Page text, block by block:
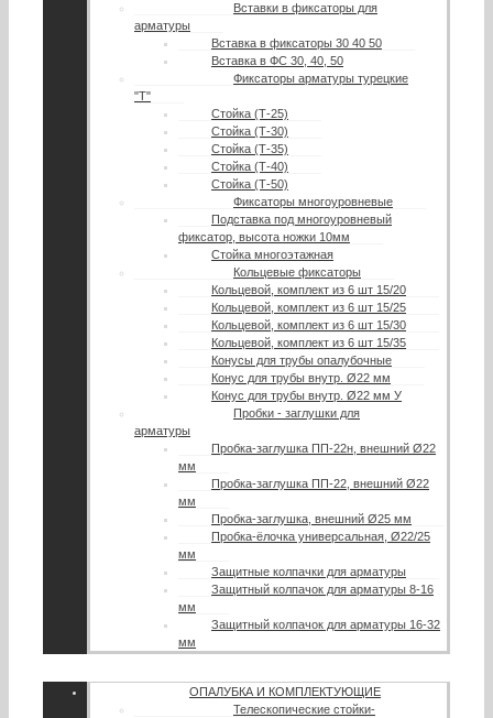
Вставки в фиксаторы для
арматуры
Вставка в фиксаторы 30 40 50
Вставка в ФС 30, 40, 50
Фиксаторы арматуры турецкие
"Т"
Стойка (Т-25)
Стойка (Т-30)
Стойка (Т-35)
Стойка (Т-40)
Стойка (Т-50)
Фиксаторы многоуровневые
Подставка под многоуровневый
фиксатор, высота ножки 10мм
Стойка многоэтажная
Кольцевые фиксаторы
Кольцевой, комплект из 6 шт 15/20
Кольцевой, комплект из 6 шт 15/25
Кольцевой, комплект из 6 шт 15/30
Кольцевой, комплект из 6 шт 15/35
Конусы для трубы опалубочные
Конус для трубы внутр. Ø22 мм
Конус для трубы внутр. Ø22 мм У
Пробки - заглушки для
арматуры
Пробка-заглушка ПП-22н, внешний Ø22
мм
Пробка-заглушка ПП-22, внешний Ø22
мм
Пробка-заглушка, внешний Ø25 мм
Пробка-ёлочка универсальная, Ø22/25
мм
Защитные колпачки для арматуры
Защитный колпачок для арматуры 8-16
мм
Защитный колпачок для арматуры 16-32
мм
ОПАЛУБКА И КОМПЛЕКТУЮЩИЕ
Телескопические стойки-